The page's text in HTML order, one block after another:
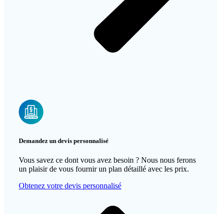
Demandez un devis personnalisé
Vous savez ce dont vous avez besoin ? Nous nous ferons
un plaisir de vous fournir un plan détaillé avec les prix.
Obtenez votre devis personnalisé